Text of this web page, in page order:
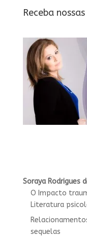
Receba
Soraya Rodrigues
O Impacto
Literatura
sequelas